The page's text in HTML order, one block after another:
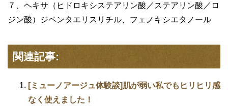
７、ヘキサ（ヒドロキシステアリン酸／ステアリン酸／ロ
ジン酸）ジペンタエリスリチル、フェノキシエタノール
関連記事:
[ミューノアージュ体験談]肌が弱い私でもヒリヒリ感
なく使えました！